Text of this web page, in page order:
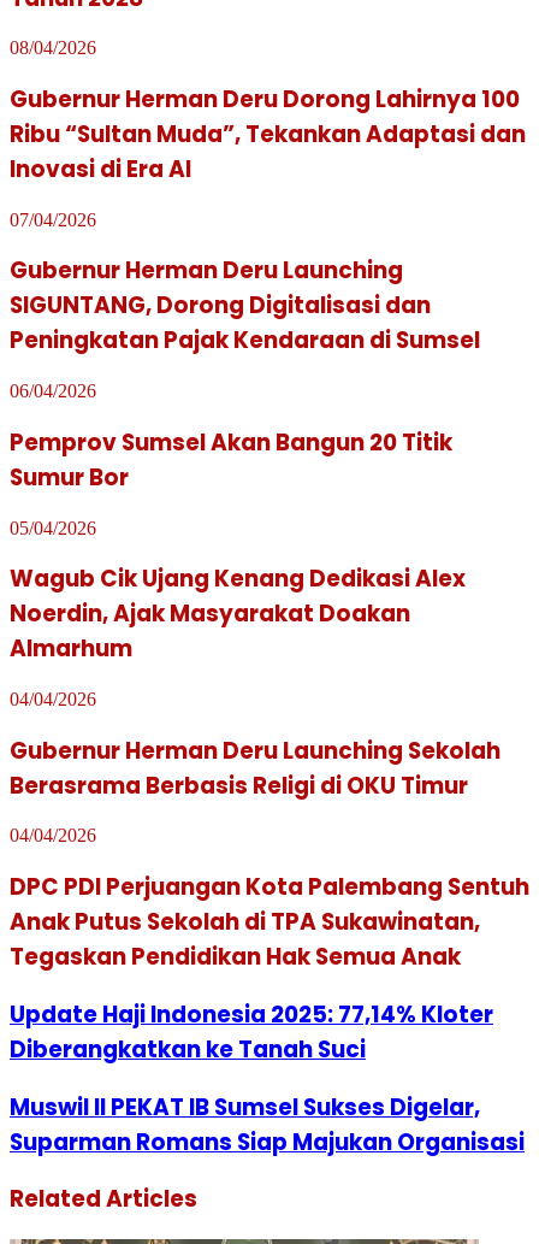
08/04/2026
Gubernur Herman Deru Dorong Lahirnya 100
Ribu “Sultan Muda”, Tekankan Adaptasi dan
Inovasi di Era AI
07/04/2026
Gubernur Herman Deru Launching
SIGUNTANG, Dorong Digitalisasi dan
Peningkatan Pajak Kendaraan di Sumsel
06/04/2026
Pemprov Sumsel Akan Bangun 20 Titik
Sumur Bor
05/04/2026
Wagub Cik Ujang Kenang Dedikasi Alex
Noerdin, Ajak Masyarakat Doakan
Almarhum
04/04/2026
Gubernur Herman Deru Launching Sekolah
Berasrama Berbasis Religi di OKU Timur
04/04/2026
DPC PDI Perjuangan Kota Palembang Sentuh
Anak Putus Sekolah di TPA Sukawinatan,
Tegaskan Pendidikan Hak Semua Anak
Update Haji Indonesia 2025: 77,14% Kloter
Diberangkatkan ke Tanah Suci
Muswil II PEKAT IB Sumsel Sukses Digelar,
Suparman Romans Siap Majukan Organisasi
Related Articles